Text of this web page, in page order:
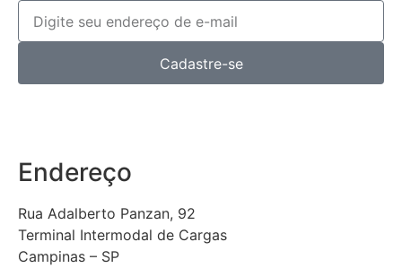
Cadastre-se
Endereço
Rua Adalberto Panzan, 92
Terminal Intermodal de Cargas
Campinas – SP